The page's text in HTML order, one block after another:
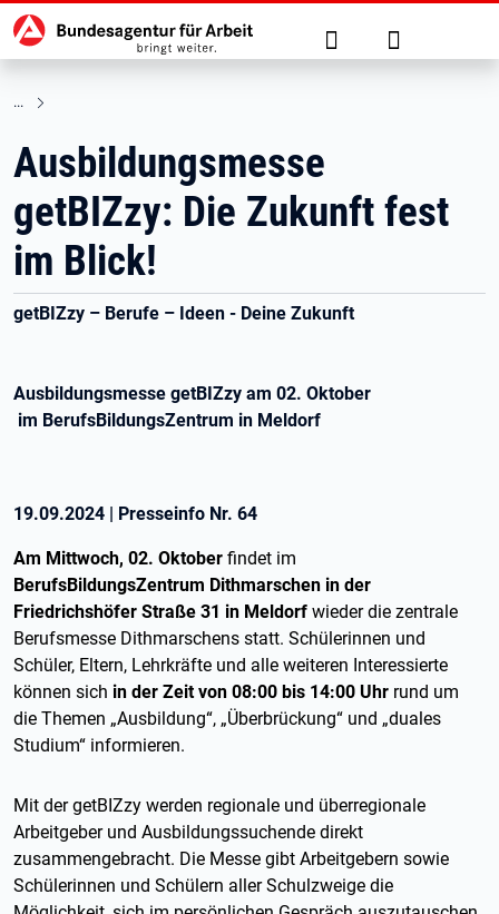
zu den Hauptinhalten springen
Hauptnavigation Suche Anmelden
Ausbildungsmesse
getBIZzy: Die Zukunft fest
im Blick!
getBIZzy – Berufe – Ideen - Deine Zukunft
Ausbildungsmesse getBIZzy am 02. Oktober
im BerufsBildungsZentrum in Meldorf
19.09.2024 | Presseinfo Nr. 64
Am Mittwoch, 02. Oktober findet im
BerufsBildungsZentrum Dithmarschen in der
Friedrichshöfer Straße 31 in Meldorf wieder die zentrale
Berufsmesse Dithmarschens statt. Schülerinnen und
Schüler, Eltern, Lehrkräfte und alle weiteren Interessierte
können sich in der Zeit von 08:00 bis 14:00 Uhr rund um
die Themen „Ausbildung“, „Überbrückung“ und „duales
Studium“ informieren.
Mit der getBIZzy werden regionale und überregionale
Arbeitgeber und Ausbildungssuchende direkt
zusammengebracht. Die Messe gibt Arbeitgebern sowie
Schülerinnen und Schülern aller Schulzweige die